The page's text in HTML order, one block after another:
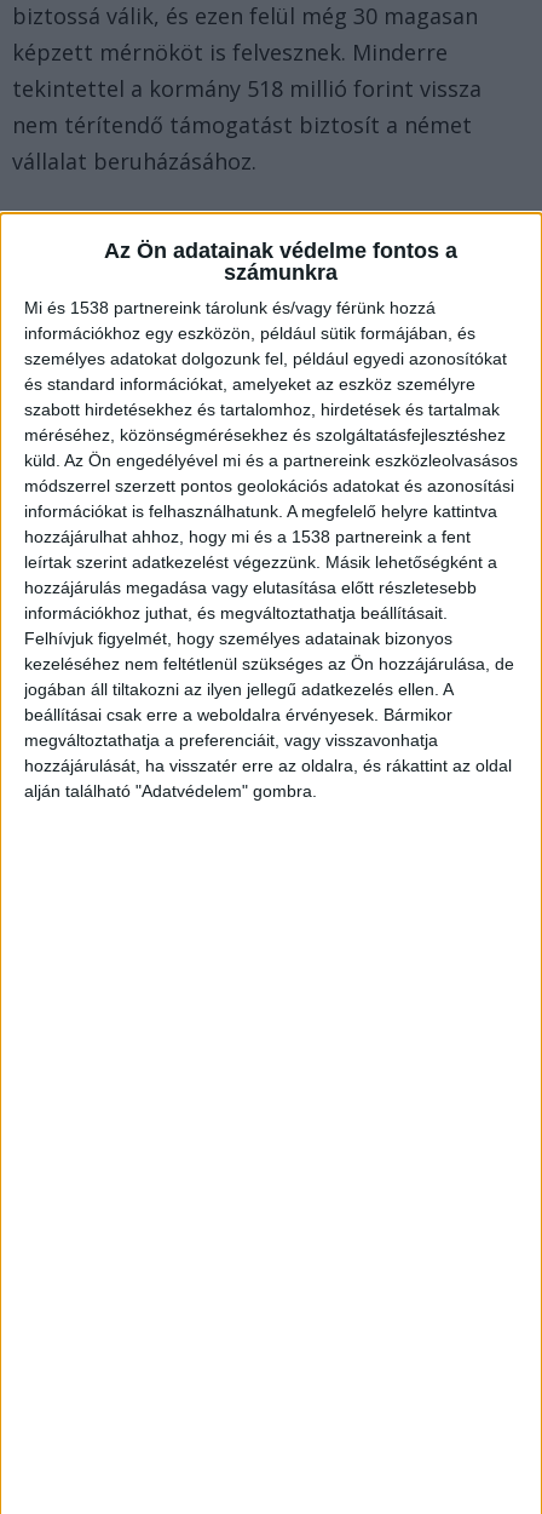
Az Ön adatainak védelme fontos a
számunkra
Mi és 1538 partnereink tárolunk és/vagy férünk hozzá
információkhoz egy eszközön, például sütik formájában, és
személyes adatokat dolgozunk fel, például egyedi azonosítókat
és standard információkat, amelyeket az eszköz személyre
szabott hirdetésekhez és tartalomhoz, hirdetések és tartalmak
méréséhez, közönségmérésekhez és szolgáltatásfejlesztéshez
küld. Az Ön engedélyével mi és a partnereink eszközleolvasásos
módszerrel szerzett pontos geolokációs adatokat és azonosítási
információkat is felhasználhatunk. A megfelelő helyre kattintva
hozzájárulhat ahhoz, hogy mi és a 1538 partnereink a fent
leírtak szerint adatkezelést végezzünk. Másik lehetőségként a
hozzájárulás megadása vagy elutasítása előtt részletesebb
információkhoz juthat, és megváltoztathatja beállításait.
Felhívjuk figyelmét, hogy személyes adatainak bizonyos
kezeléséhez nem feltétlenül szükséges az Ön hozzájárulása, de
jogában áll tiltakozni az ilyen jellegű adatkezelés ellen. A
beállításai csak erre a weboldalra érvényesek. Bármikor
megváltoztathatja a preferenciáit, vagy visszavonhatja
hozzájárulását, ha visszatér erre az oldalra, és rákattint az oldal
alján található "Adatvédelem" gombra.
biztossá válik, és ezen felül még 30 magasan
képzett mérnököt is felvesznek. Minderre
tekintettel a kormány 518 millió forint vissza
nem térítendő támogatást biztosít a német
vállalat beruházásához.
Szenzorok, érzékelők
A Balluff fejlesztésének célja, hogy még
modernebbé tudja tenni az ipari automatizálás
számára készülő szenzorokat, érzékelőket,
amelyeket az autógyártás, a gyógyszergyártás és
az élelmiszeripar gyártósorain és
gyártóeszközein alkalmaznak. Mindez azért
fontos, mert a magyar gazdaság teljesítményét
ezek az ágazatok határozzák meg a leginkább –
tette hozzá a tárcavezető.
Arccal az autógyártás felé
Példaként említette, hogy a Balluff által gyártott
szenzorok az Audi, a General Motors, a Mercedes
gyáraiban, így a magyarországi autógyárak
gyártósorain is megtalálhatók, mindez pedig azt